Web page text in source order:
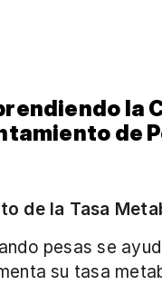
la
de
de la Tasa
pesas se
su tasa